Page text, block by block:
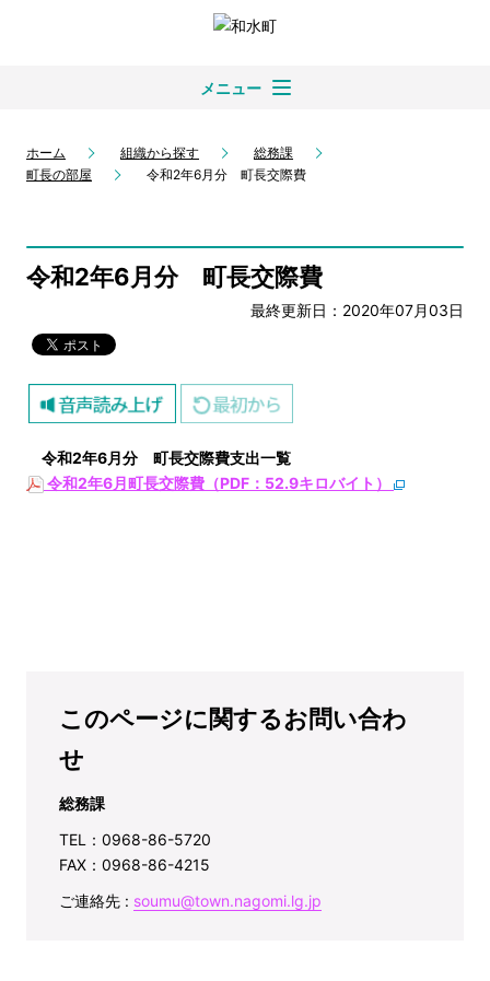
メニュー
ホーム 組織から探す
総務課
町長の部屋
令和2年6月分 町長交際費
令和2年6月分 町長交際費
最終更新日：2020年07月03日
令和2年6月分 町長交際費支出一覧
令和2年6月町長交際費（PDF：52.9キロバイト）
このページに関するお問い合わ
せ
総務課
TEL：0968-86-5720
FAX：0968-86-4215
ご連絡先 : soumu@town.nagomi.lg.jp